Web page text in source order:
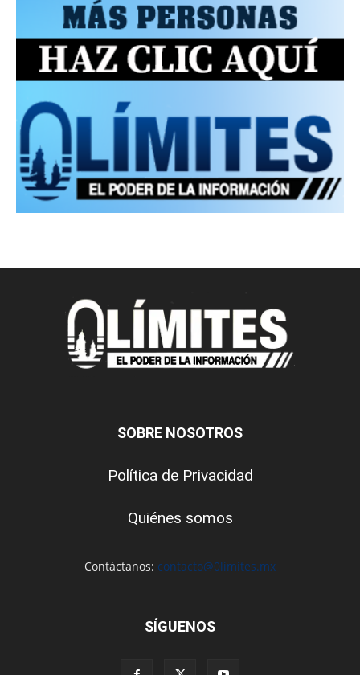
SOBRE NOSOTROS
Política de Privacidad
Quiénes somos
Contáctanos: contacto@0limites.mx
SÍGUENOS